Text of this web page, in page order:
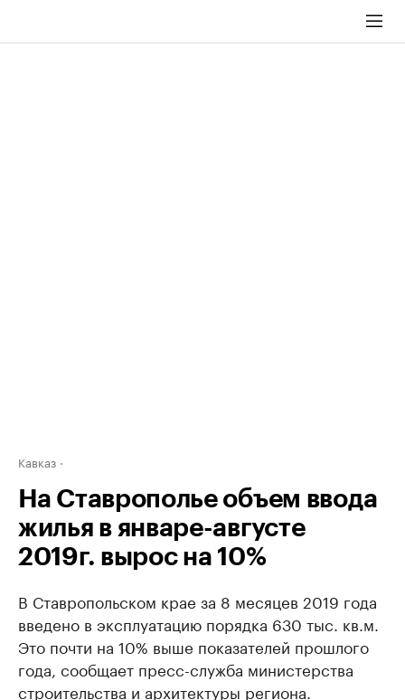
Кавказ
На Ставрополье объем ввода
жилья в январе-августе
2019г. вырос на 10%
В Ставропольском крае за 8 месяцев 2019 года
введено в эксплуатацию порядка 630 тыс. кв.м.
Это почти на 10% выше показателей прошлого
года, сообщает пресс-служба министерства
строительства и архитектуры региона.